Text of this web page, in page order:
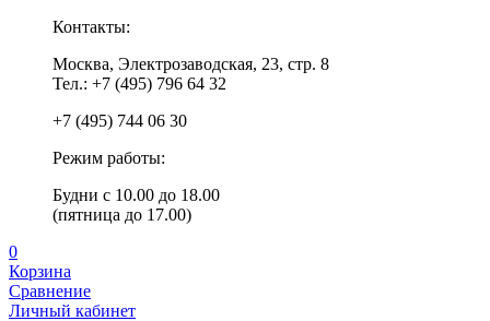
Контакты:
Москва, Электрозаводская, 23, стр. 8
Тел.: +7 (495) 796 64 32
+7 (495) 744 06 30
Режим работы:
Будни с 10.00 до 18.00
(пятница до 17.00)
0
Корзина
Сравнение
Личный кабинет